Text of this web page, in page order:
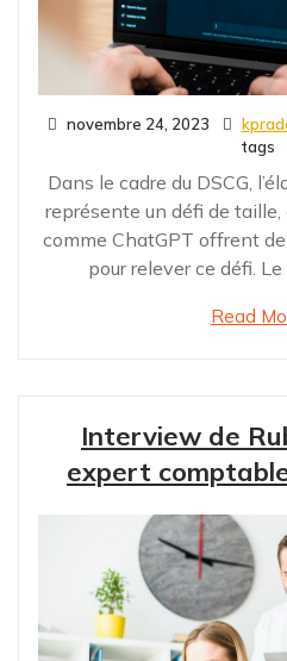
novembre 24, 2023
tags
Dans le cadre du DSCG,
représente un défi de taille,
comme ChatGPT offrent
pour relever ce défi.
Read
Interview de
expert